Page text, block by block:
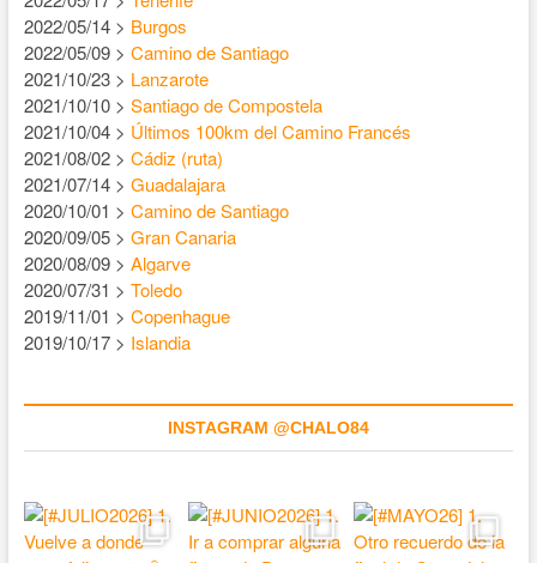
2022/05/14 > Burgos
2022/05/09 > Camino de Santiago
2021/10/23 > Lanzarote
2021/10/10 > Santiago de Compostela
2021/10/04 > Últimos 100km del Camino Francés
2021/08/02 > Cádiz (ruta)
2021/07/14 > Guadalajara
2020/10/01 > Camino de Santiago
2020/09/05 > Gran Canaria
2020/08/09 > Algarve
2020/07/31 > Toledo
2019/11/01 > Copenhague
2019/10/17 > Islandia
INSTAGRAM @CHALO84